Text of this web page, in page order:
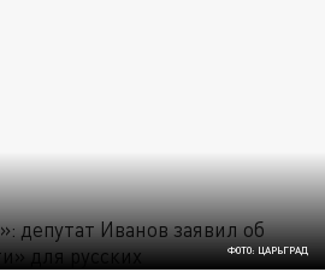
ФОТО: ЦАРЬГРАД